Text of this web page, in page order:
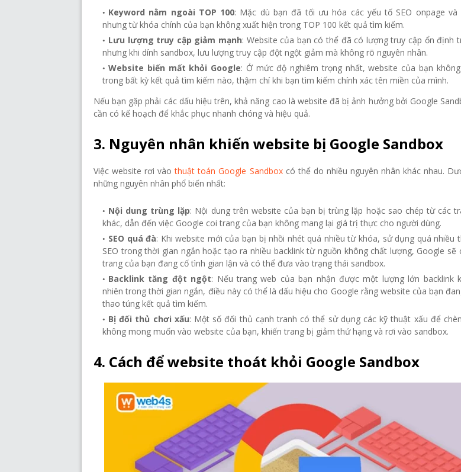
Keyword nằm ngoài TOP 100: Mặc dù bạn đã tối ưu hóa các yếu tố SEO onpage và
nhưng từ khóa chính của bạn không xuất hiện trong TOP 100 kết quả tìm kiếm.
Lưu lượng truy cập giảm mạnh: Website của bạn có thể đã có lượng truy cập ổn định
nhưng khi dính sandbox, lưu lượng truy cập đột ngột giảm mà không rõ nguyên nhân.
Website biến mất khỏi Google: Ở mức độ nghiêm trọng nhất, website của bạn
trong bất kỳ kết quả tìm kiếm nào, thậm chí khi bạn tìm kiếm chính xác tên miền của mình.
Nếu bạn gặp phải các dấu hiệu trên, khả năng cao là website đã bị ảnh hưởng bởi Google
cần có kế hoạch để khắc phục nhanh chóng và hiệu quả.
3. Nguyên nhân khiến website bị Google Sandbox
Việc website rơi vào thuật toán Google Sandboxcó thể do nhiều nguyên nhân khác nhau.
những nguyên nhân phổ biến nhất:
Nội dung trùng lặp: Nội dung trên website của bạn bị trùng lặp hoặc sao chép từ các
khác, dẫn đến việc Google coi trang của bạn không mang lại giá trị thực cho người dùng.
SEO quá đà: Khi website mới của bạn bị nhồi nhét quá nhiều từ khóa, sử dụng quá nhiều
SEO trong thời gian ngắn hoặc tạo ra nhiều backlink từ nguồn không chất lượng, Google sẽ
trang của bạn đang cố tình gian lận và có thể đưa vào trạng thái sandbox.
Backlink tăng đột ngột: Nếu trang web của bạn nhận được một lượng lớn backlink
nhiên trong thời gian ngắn, điều này có thể là dấu hiệu cho Google rằng website của bạn
thao túng kết quả tìm kiếm.
Bị đối thủ chơi xấu: Một số đối thủ cạnh tranh có thể sử dụng các kỹ thuật xấu để
không mong muốn vào website của bạn, khiến trang bị giảm thứ hạng và rơi vào sandbox.
4. Cách để website thoát khỏi Google Sandbox